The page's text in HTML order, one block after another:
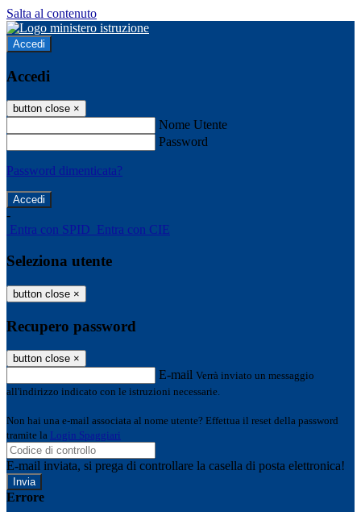
Salta al contenuto
Accedi
Accedi
button close ×
Nome Utente
Password
Password dimenticata?
-
Entra con SPID Entra con CIE
Seleziona utente
button close ×
Recupero password
button close ×
E-mail Verrà inviato un messaggio
all'indirizzo indicato con le istruzioni necessarie.
Non hai una e-mail associata al nome utente? Effettua il reset della password
tramite la Login Spaggiari
E-mail inviata, si prega di controllare la casella di posta elettronica!
Errore